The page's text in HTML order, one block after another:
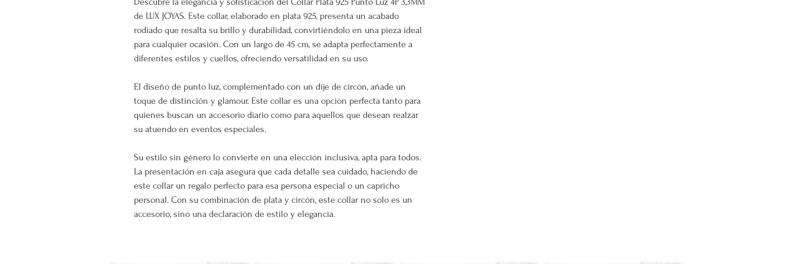
de LUX JOYAS. Este collar, elaborado en plata 925, presenta un acabado
rodiado que resalta su brillo y durabilidad, convirtiéndolo en una pieza ideal
para cualquier ocasión. Con un largo de 45 cm, se adapta perfectamente a
diferentes estilos y cuellos, ofreciendo versatilidad en su uso.
El diseño de punto luz, complementado con un dije de circón, añade un
toque de distinción y glamour. Este collar es una opción perfecta tanto para
quienes buscan un accesorio diario como para aquellos que desean realzar
su atuendo en eventos especiales.
Su estilo sin género lo convierte en una elección inclusiva, apta para todos.
La presentación en caja asegura que cada detalle sea cuidado, haciendo de
este collar un regalo perfecto para esa persona especial o un capricho
personal. Con su combinación de plata y circón, este collar no solo es un
accesorio, sino una declaración de estilo y elegancia.